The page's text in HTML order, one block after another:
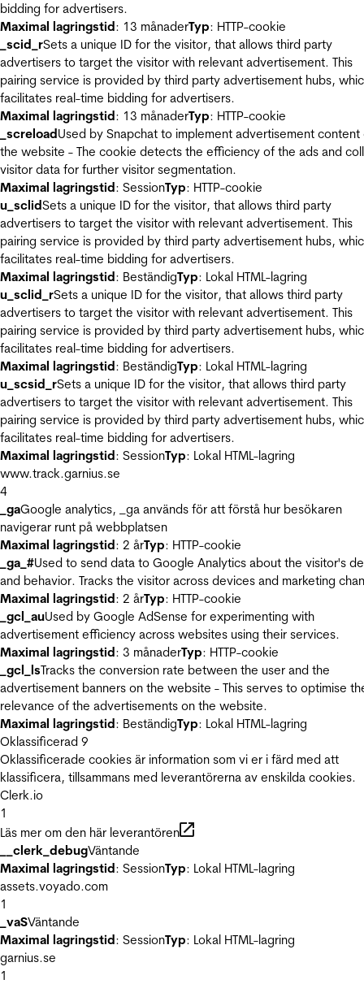
bidding for advertisers.
Maximal lagringstid: 13 månaderTyp: HTTP-cookie
_scid_rSets a unique ID for the visitor, that allows third party
advertisers to target the visitor with relevant advertisement. This
pairing service is provided by third party advertisement hubs,
facilitates real-time bidding for advertisers.
Maximal lagringstid: 13 månaderTyp: HTTP-cookie
_screloadUsed by Snapchat to implement advertisement content
the website - The cookie detects the efficiency of the ads and
visitor data for further visitor segmentation.
Maximal lagringstid: SessionTyp: HTTP-cookie
u_sclidSets a unique ID for the visitor, that allows third party
advertisers to target the visitor with relevant advertisement. This
pairing service is provided by third party advertisement hubs,
facilitates real-time bidding for advertisers.
Maximal lagringstid: BeständigTyp: Lokal HTML-lagring
u_sclid_rSets a unique ID for the visitor, that allows third party
advertisers to target the visitor with relevant advertisement. This
pairing service is provided by third party advertisement hubs,
facilitates real-time bidding for advertisers.
Maximal lagringstid: BeständigTyp: Lokal HTML-lagring
u_scsid_rSets a unique ID for the visitor, that allows third party
advertisers to target the visitor with relevant advertisement. This
pairing service is provided by third party advertisement hubs,
facilitates real-time bidding for advertisers.
Maximal lagringstid: SessionTyp: Lokal HTML-lagring
www.track.garnius.se
4
_gaGoogle analytics, _ga används för att förstå hur besökaren
navigerar runt på webbplatsen
Maximal lagringstid: 2 årTyp: HTTP-cookie
_ga_#Used to send data to Google Analytics about the visitor's
and behavior. Tracks the visitor across devices and marketing
Maximal lagringstid: 2 årTyp: HTTP-cookie
_gcl_auUsed by Google AdSense for experimenting with
advertisement efficiency across websites using their services.
Maximal lagringstid: 3 månaderTyp: HTTP-cookie
_gcl_lsTracks the conversion rate between the user and the
advertisement banners on the website - This serves to optimise
relevance of the advertisements on the website.
Maximal lagringstid: BeständigTyp: Lokal HTML-lagring
Oklassificerad 9
Oklassificerade cookies är information som vi er i färd med att
klassificera, tillsammans med leverantörerna av enskilda cookies.
Clerk.io
1
Läs mer om den här leverantören
__clerk_debugVäntande
Maximal lagringstid: SessionTyp: Lokal HTML-lagring
assets.voyado.com
1
_vaSVäntande
Maximal lagringstid: SessionTyp: Lokal HTML-lagring
garnius.se
1